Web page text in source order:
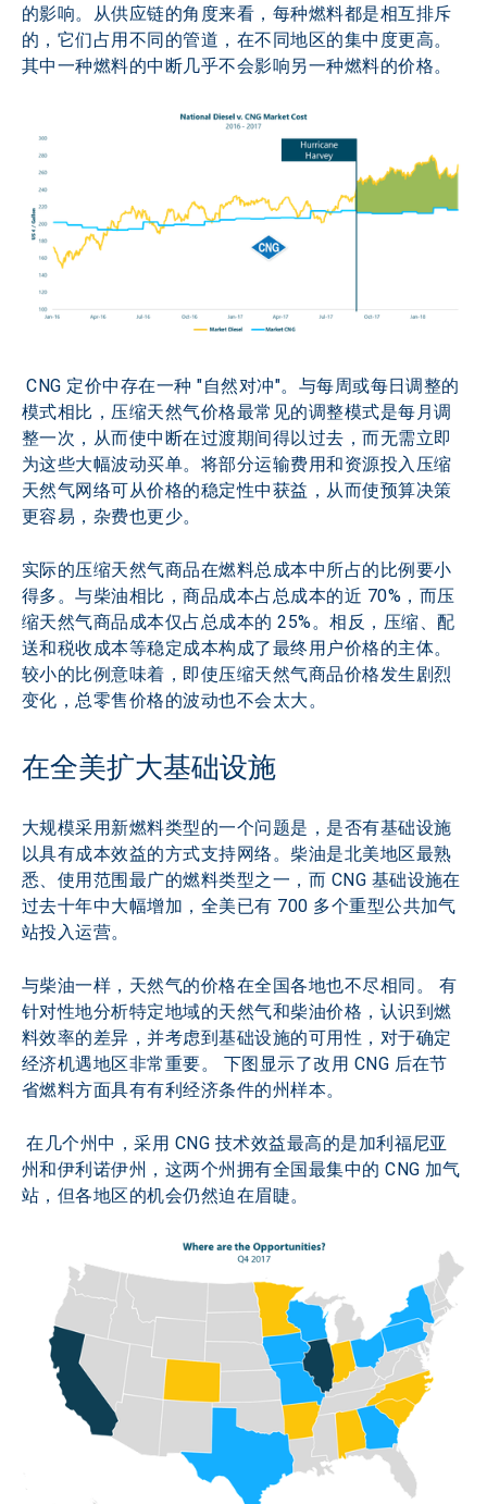
的影响。从供应链的角度来看，每种燃料都是相互排斥
的，它们占用不同的管道，在不同地区的集中度更高。
其中一种燃料的中断几乎不会影响另一种燃料的价格。
CNG 定价中存在一种 "自然对冲"。与每周或每日调整的
模式相比，压缩天然气价格最常见的调整模式是每月调
整一次，从而使中断在过渡期间得以过去，而无需立即
为这些大幅波动买单。将部分运输费用和资源投入压缩
天然气网络可从价格的稳定性中获益，从而使预算决策
更容易，杂费也更少。
实际的压缩天然气商品在燃料总成本中所占的比例要小
得多。与柴油相比，商品成本占总成本的近 70%，而压
缩天然气商品成本仅占总成本的 25%。相反，压缩、配
送和税收成本等稳定成本构成了最终用户价格的主体。
较小的比例意味着，即使压缩天然气商品价格发生剧烈
变化，总零售价格的波动也不会太大。
在全美扩大基础设施
大规模采用新燃料类型的一个问题是，是否有基础设施
以具有成本效益的方式支持网络。柴油是北美地区最熟
悉、使用范围最广的燃料类型之一，而 CNG 基础设施在
过去十年中大幅增加，全美已有 700 多个重型公共加气
站投入运营。
与柴油一样，天然气的价格在全国各地也不尽相同。 有
针对性地分析特定地域的天然气和柴油价格，认识到燃
料效率的差异，并考虑到基础设施的可用性，对于确定
经济机遇地区非常重要。 下图显示了改用 CNG 后在节
省燃料方面具有有利经济条件的州样本。
在几个州中，采用 CNG 技术效益最高的是加利福尼亚
州和伊利诺伊州，这两个州拥有全国最集中的 CNG 加气
站，但各地区的机会仍然迫在眉睫。